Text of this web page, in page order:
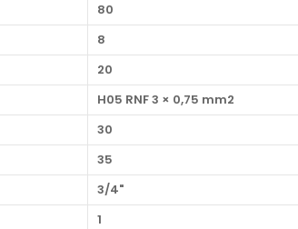
80
8
20
H05 RNF 3 × 0,75 mm2
30
35
3/4"
1